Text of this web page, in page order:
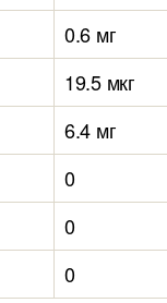
0.6 мг
19.5 мкг
6.4 мг
0
0
0